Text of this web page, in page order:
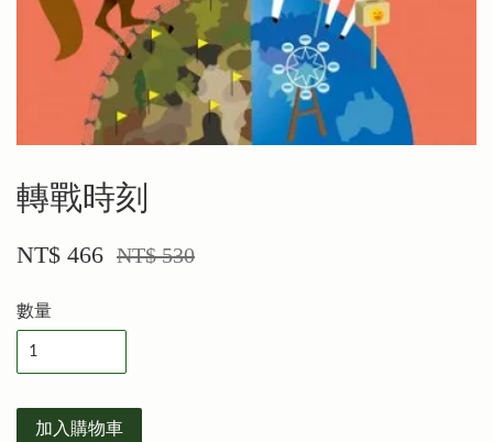
轉戰時刻
NT$ 466 NT$ 530
數量
加入購物車